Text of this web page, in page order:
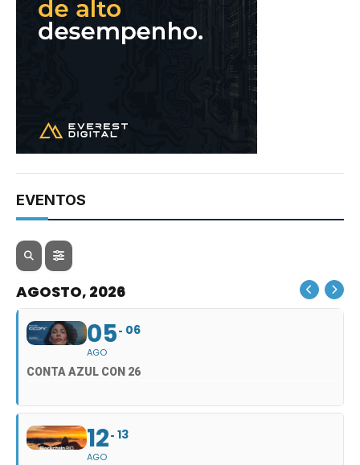
EVENTOS
AGOSTO, 2026
05
AGO
06
CONTA AZUL CON 26
12
AGO
13